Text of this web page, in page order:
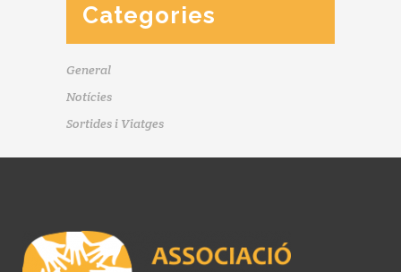
Categories
General
Notícies
Sortides i Viatges